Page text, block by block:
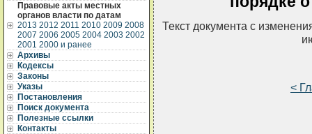
Правовые акты местных
органов власти по датам
2013 2012 2011 2010 2009 2008
2007 2006 2005 2004 2003 2002
2001 2000 и ранее
Архивы
Кодексы
Законы
Указы
Постановления
Поиск документа
Полезные ссылки
Контакты
Текст документа с
<